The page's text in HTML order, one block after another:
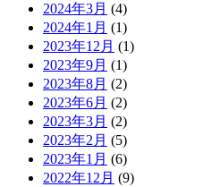
2024年3月 (4)
2024年1月 (1)
2023年12月 (1)
2023年9月 (1)
2023年8月 (2)
2023年6月 (2)
2023年3月 (2)
2023年2月 (5)
2023年1月 (6)
2022年12月 (9)